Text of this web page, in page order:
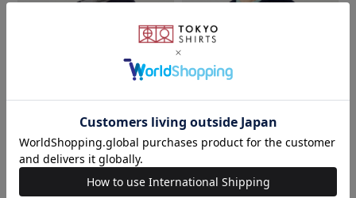
BRICK HOUSE
アウター ワイドシルエット ポ
BRICK HOUSE
アウター Wフェイス ニット ジ